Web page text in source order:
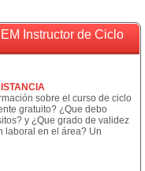
Instructor de Ciclo
sobre el curso de ciclo
gratuito? ¿Que debo
y ¿Que grado de validez
laboral en el área? Un